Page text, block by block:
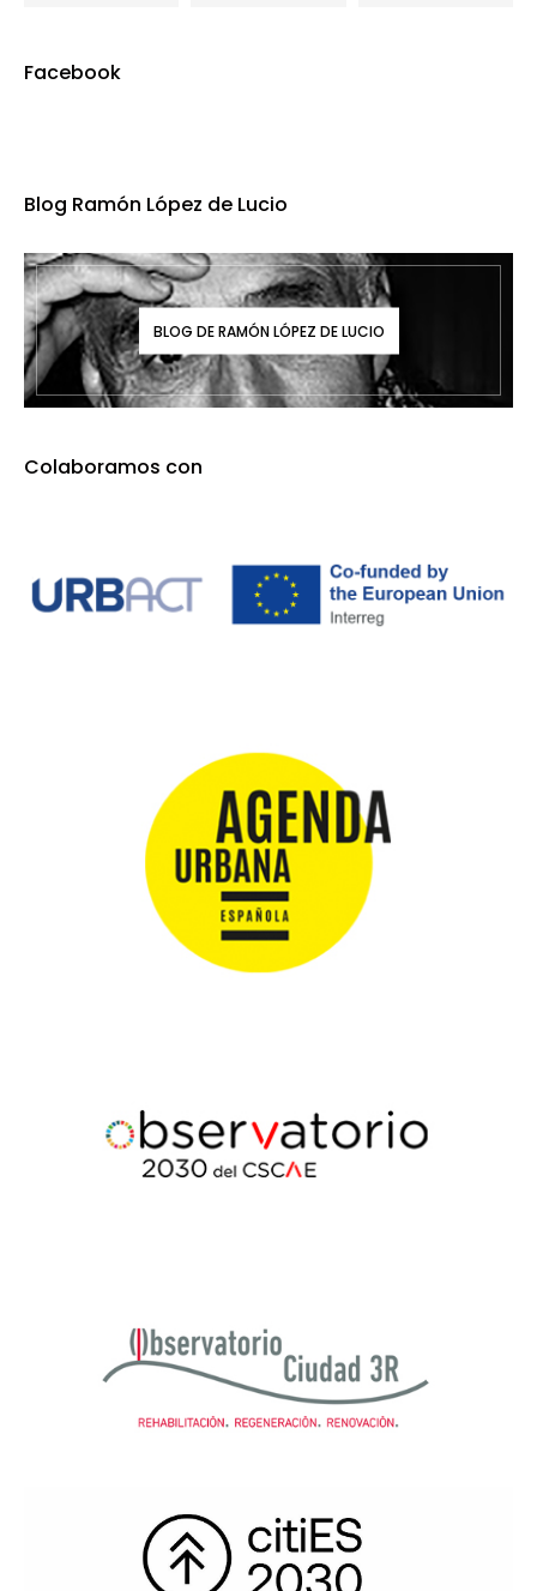
Facebook
Blog Ramón López de Lucio
BLOG DE RAMÓN LÓPEZ DE LUCIO
Colaboramos con